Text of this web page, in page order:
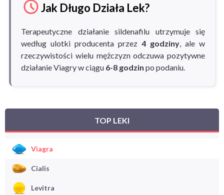
TOP LEKI
Viagra
Cialis
Levitra
Jak Długo Działa Lek?
Terapeutyczne działanie sildenafilu utrzymuje się
według ulotki producenta przez 4 godziny , ale w
rzeczywistości wielu mężczyzn odczuwa pozytywne
działanie Viagry w ciągu 6-8 godzin po podaniu.